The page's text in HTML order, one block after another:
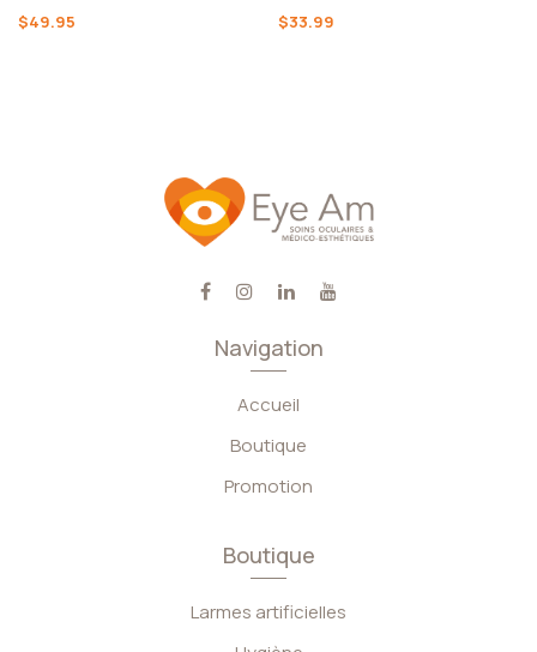
$49.95 $33.99
Navigation
Accueil
Boutique
Promotion
Boutique
Larmes artificielles